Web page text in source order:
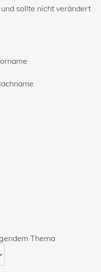
sollte nicht verändert
Thema